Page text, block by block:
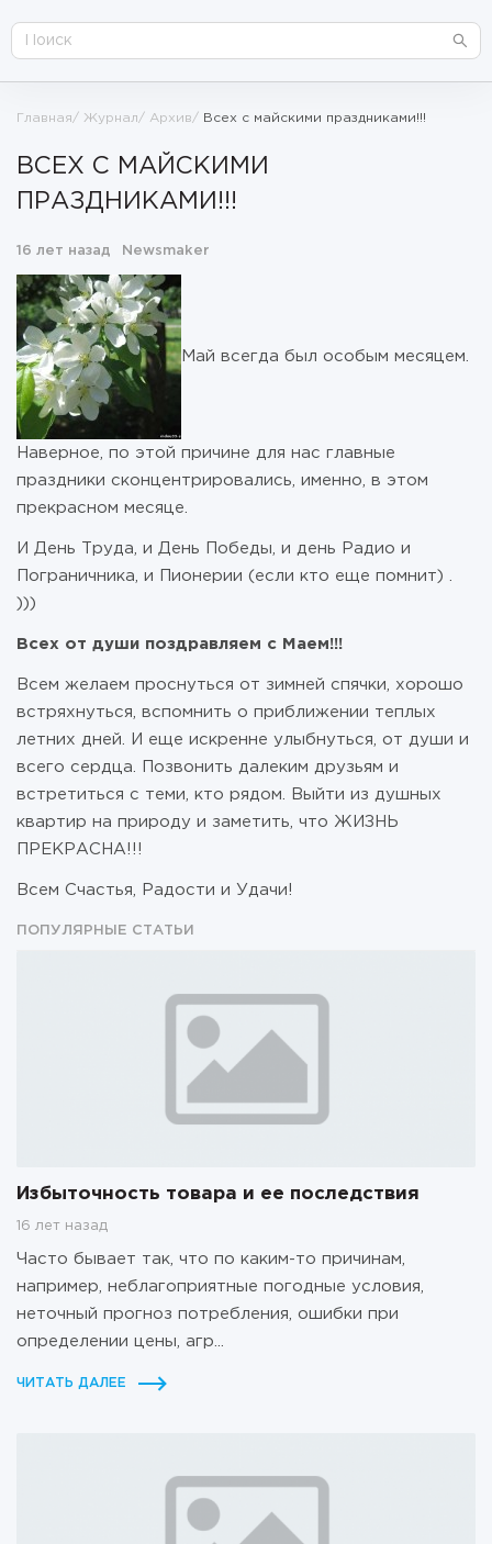
Главная Журнал Архив Всех с майскими праздниками!!!
ВСЕХ С МАЙСКИМИ
ПРАЗДНИКАМИ!!!
16 лет назад Newsmaker
Май всегда был особым месяцем.
Наверное, по этой причине для нас главные
праздники сконцентрировались, именно, в этом
прекрасном месяце.
И День Труда, и День Победы, и день Радио и
Пограничника, и Пионерии (если кто еще помнит) .
)))
Всех от души поздравляем с Маем!!!
Всем желаем проснуться от зимней спячки, хорошо
встряхнуться, вспомнить о приближении теплых
летних дней. И еще искренне улыбнуться, от души и
всего сердца. Позвонить далеким друзьям и
встретиться с теми, кто рядом. Выйти из душных
квартир на природу и заметить, что ЖИЗНЬ
ПРЕКРАСНА!!!
Всем Счастья, Радости и Удачи!
ПОПУЛЯРНЫЕ СТАТЬИ
Избыточность товара и ее последствия
16 лет назад
Часто бывает так, что по каким-то причинам,
например, неблагоприятные погодные условия,
неточный прогноз потребления, ошибки при
определении цены, агр...
ЧИТАТЬ ДАЛЕЕ